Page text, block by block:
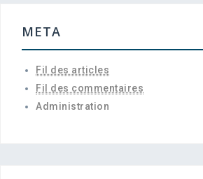
META
Fil des articles
Fil des commentaires
Administration